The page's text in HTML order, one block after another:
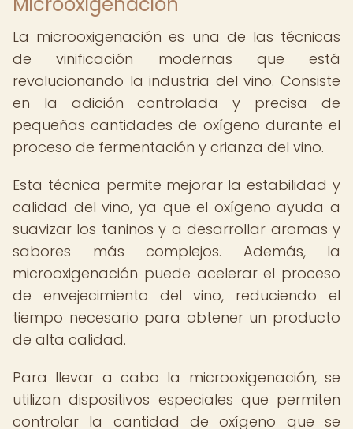
La microoxigenación es una de las técnicas
de vinificación modernas que está
revolucionando la industria del vino. Consiste
en la adición controlada y precisa de
pequeñas cantidades de oxígeno durante el
proceso de fermentación y crianza del vino.
Esta técnica permite mejorar la estabilidad y
calidad del vino, ya que el oxígeno ayuda a
suavizar los taninos y a desarrollar aromas y
sabores más complejos. Además, la
microoxigenación puede acelerar el proceso
de envejecimiento del vino, reduciendo el
tiempo necesario para obtener un producto
de alta calidad.
Para llevar a cabo la microoxigenación, se
utilizan dispositivos especiales que permiten
controlar la cantidad de oxígeno que se